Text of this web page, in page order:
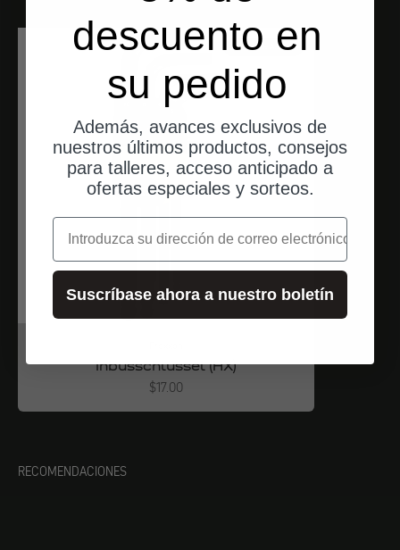
envíos desde Alemania
Inbusschlüssel (HX)
Angebot
$17.00
RECOMENDACIONES
descuento en
su pedido
Además, avances exclusivos de
nuestros últimos productos, consejos
para talleres, acceso anticipado a
ofertas especiales y sorteos.
correo electrónico
Suscríbase ahora a nuestro boletín